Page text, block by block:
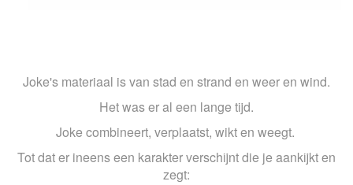
Joke's materiaal is van stad en strand en weer en wind.
Het was er al een lange tijd.
Joke combineert, verplaatst, wikt en weegt.
Tot dat er ineens een karakter verschijnt die je aankijkt en
zegt: